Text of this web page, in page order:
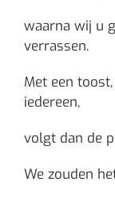
waarna wij u
verrassen.
Met een
iedereen,
volgt dan de
We zouden